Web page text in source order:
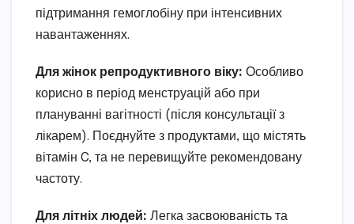
підтримання гемоглобіну при інтенсивних
навантаженнях.
Для жінок репродуктивного віку: Особливо
корисно в період менструацій або при
плануванні вагітності (після консультації з
лікарем). Поєднуйте з продуктами, що містять
вітамін C, та не перевищуйте рекомендовану
частоту.
Для літніх людей: Легка засвоюваність та